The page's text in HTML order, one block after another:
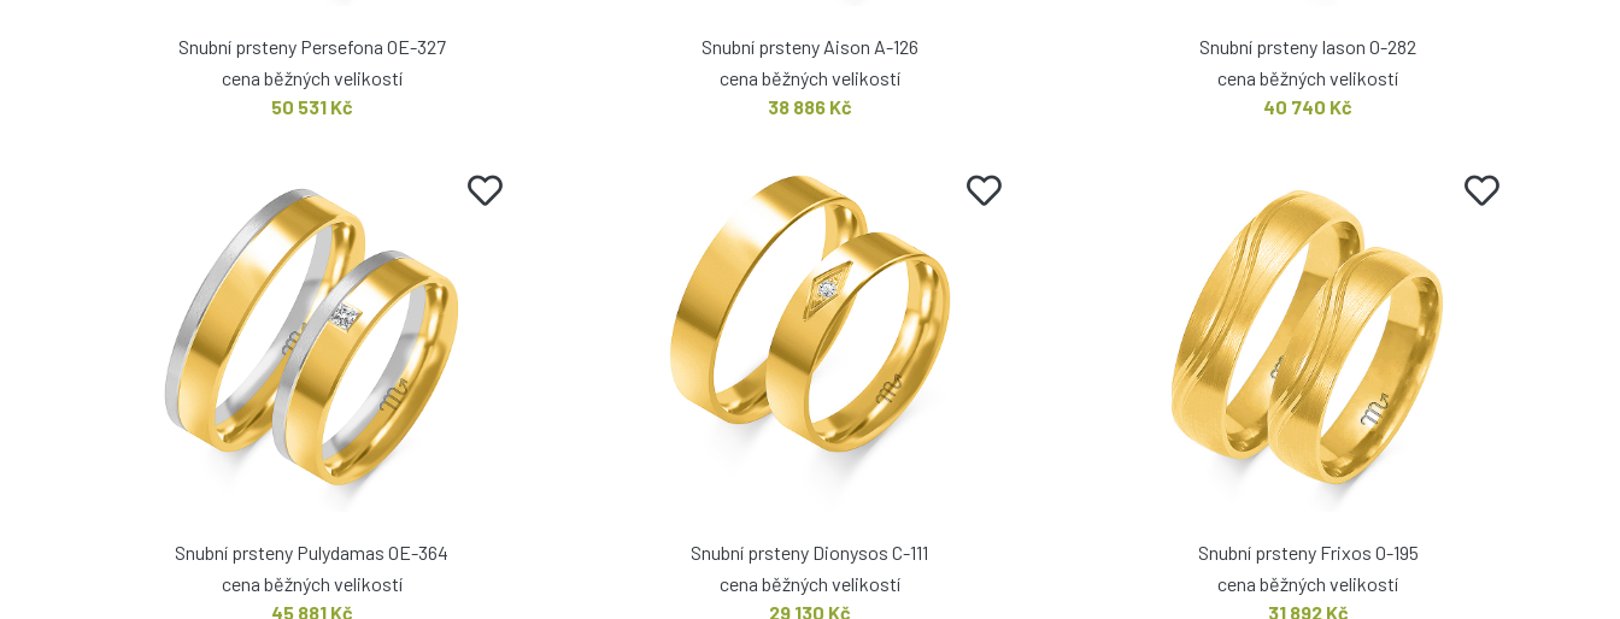
Snubní prsteny Persefona OE-327
cena běžných velikostí
50 531 Kč
Snubní prsteny Aison A-126
cena běžných velikostí
38 886 Kč
Snubní prsteny Iason O-282
cena běžných velikostí
40 740 Kč
Snubní prsteny Pulydamas OE-364
cena běžných velikostí
45 881 Kč
Snubní prsteny Dionysos C-111
cena běžných velikostí
29 130 Kč
Snubní prsteny Frixos O-195
cena běžných velikostí
31 892 Kč